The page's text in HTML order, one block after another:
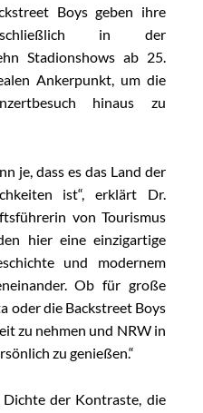
Boys geben ihre
in der
Stadionshows ab 25.
Ankerpunkt, um die
hinaus zu
je, dass es das Land der
ist“, erklärt Dr.
von Tourismus
hier eine einzigartige
und modernem
Ob für große
oder die Backstreet Boys
zu nehmen und NRW in
zu genießen.“
der Kontraste, die